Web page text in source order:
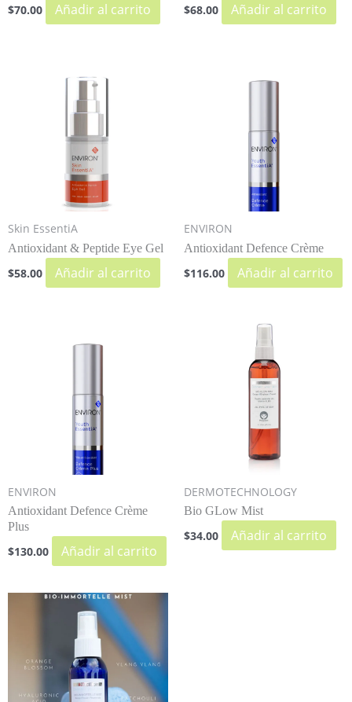
$70.00 Añadir al carrito $68.00 Añadir al carrito
Skin EssentiA
Antioxidant & Peptide Eye Gel
$58.00 Añadir al carrito
ENVIRON
Antioxidant Defence Crème
$116.00 Añadir al carrito
ENVIRON
Antioxidant Defence Crème
Plus
$130.00 Añadir al carrito
DERMOTECHNOLOGY
Bio GLow Mist
$34.00 Añadir al carrito